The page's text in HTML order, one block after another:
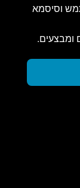
וסיסמא
ומבצעים.